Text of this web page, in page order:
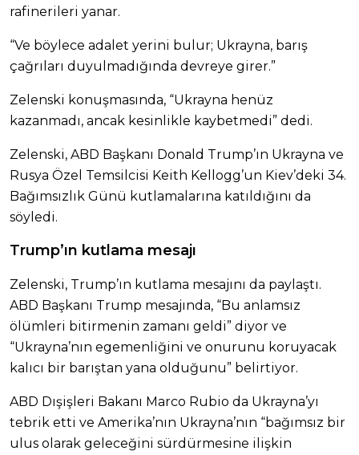
rafinerileri yanar.
“Ve böylece adalet yerini bulur; Ukrayna, barış
çağrıları duyulmadığında devreye girer.”
Zelenski konuşmasında, “Ukrayna henüz
kazanmadı, ancak kesinlikle kaybetmedi” dedi.
Zelenski, ABD Başkanı Donald Trump’ın Ukrayna ve
Rusya Özel Temsilcisi Keith Kellogg’un Kiev’deki 34.
Bağımsızlık Günü kutlamalarına katıldığını da
söyledi.
Trump’ın kutlama mesajı
Zelenski, Trump’ın kutlama mesajını da paylaştı.
ABD Başkanı Trump mesajında, “Bu anlamsız
ölümleri bitirmenin zamanı geldi” diyor ve
“Ukrayna’nın egemenliğini ve onurunu koruyacak
kalıcı bir barıştan yana olduğunu” belirtiyor.
ABD Dışişleri Bakanı Marco Rubio da Ukrayna’yı
tebrik etti ve Amerika’nın Ukrayna’nın “bağımsız bir
ulus olarak geleceğini sürdürmesine ilişkin